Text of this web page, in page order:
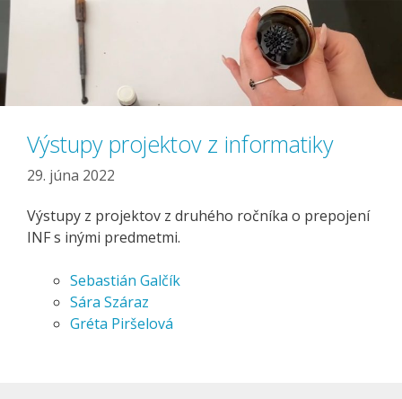
Výstupy projektov z informatiky
29. júna 2022
Výstupy z projektov z druhého ročníka o prepojení
INF s inými predmetmi.
Sebastián Galčík
Sára Száraz
Gréta Piršelová